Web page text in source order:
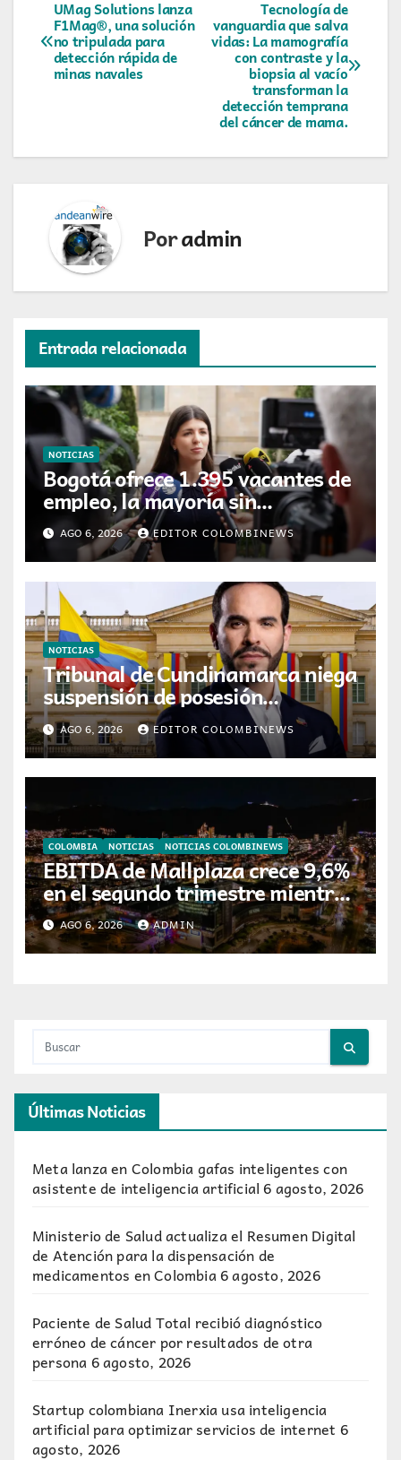
Navegación
de
entradas
Tecnología de
vanguardia que salva
vidas: La mamografía
con contraste y la
biopsia al vacío
transforman la
detección temprana
del cáncer de mama.
UMag Solutions lanza
F1Mag®, una solución
no tripulada para
detección rápida de
minas navales
Poradmin
Entrada relacionada
NOTICIAS
Bogotá ofrece 1.395 vacantes de
empleo, la mayoría sin
experiencia requerida
AGO 6, 2026 EDITOR COLOMBINEWS
NOTICIAS
Tribunal de Cundinamarca niega
suspensión de posesión
presidencial de Abelardo de la
Espriella en Cali
AGO 6, 2026 EDITOR COLOMBINEWS
COLOMBIA NOTICIAS NOTICIAS COLOMBINEWS
EBITDA de Mallplaza crece 9,6%
en el segundo trimestre mientras
avanza en su plan de crecimiento
en Colombia
AGO 6, 2026 ADMIN
Últimas Noticias
Meta lanza en Colombia gafas inteligentes con
asistente de inteligencia artificial 6 agosto, 2026
Ministerio de Salud actualiza el Resumen Digital
de Atención para la dispensación de
medicamentos en Colombia6 agosto, 2026
Paciente de Salud Total recibió diagnóstico
erróneo de cáncer por resultados de otra
persona6 agosto, 2026
Startup colombiana Inerxia usa inteligencia
artificial para optimizar servicios de internet 6
agosto, 2026